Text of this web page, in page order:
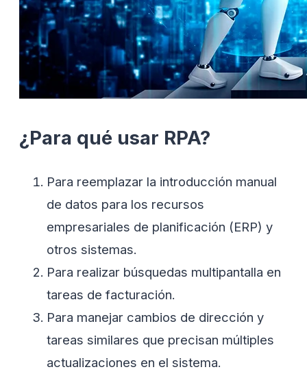
¿Para qué usar RPA?
Para reemplazar la introducción manual
de datos para los recursos
empresariales de planificación (ERP) y
otros sistemas.
Para realizar búsquedas multipantalla en
tareas de facturación.
Para manejar cambios de dirección y
tareas similares que precisan múltiples
actualizaciones en el sistema.